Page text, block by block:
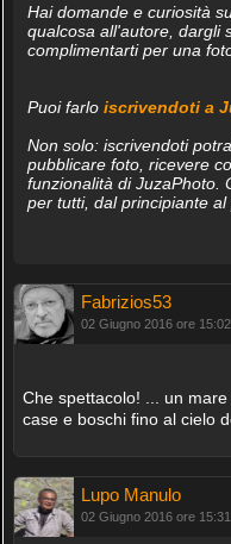
Hai domande e curiosità
qualcosa all'autore, dargli
complimentarti per una
Puoi farlo iscrivendoti a
Non solo: iscrivendoti
pubblicare foto, ricevere
funzionalità di JuzaPhoto.
per tutti, dal principiante al
Fabrizios53
02 Giugno 2016 ore 15:02
Che spettacolo! ... un
case e boschi fino al cielo
Lupo Manulo
02 Giugno 2016 ore 15:31